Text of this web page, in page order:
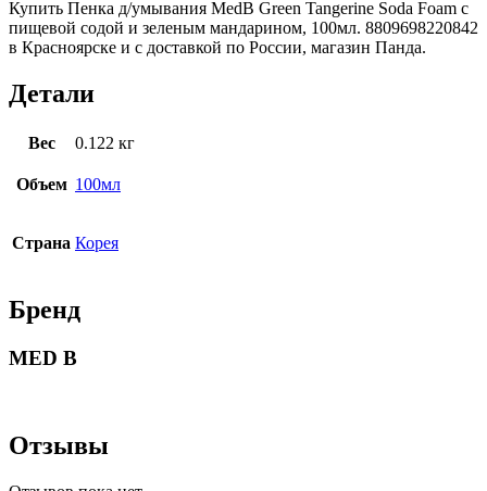
Купить Пенка д/умывания MedB Green Tangerine Soda Foam с
пищевой содой и зеленым мандарином, 100мл. 8809698220842
в Красноярске и с доставкой по России, магазин Панда.
Детали
Вес 0.122 кг
Объем 100мл
Страна Корея
Бренд
MED B
Отзывы